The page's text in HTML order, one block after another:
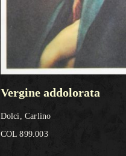
Vergine addolorata
Dolci, Carlino
COL 899.003